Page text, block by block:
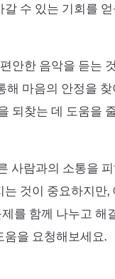
수 있는 기회를
안한 음악을 듣는
해 마음의 안정을
되찾는 데 도움을
사람과의 소통을
것이 중요하지만,
를 함께 나누고 해
움을 요청해보세요.